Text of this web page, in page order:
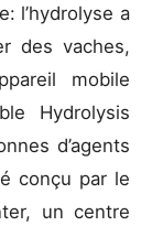
l’hydrolyse a
des vaches,
mobile
Hydrolysis
d’agents
conçu par le
un centre